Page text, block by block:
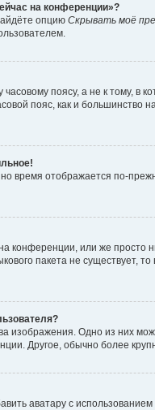
на конференции»?
опцию Скрывать моё
поясу, а не к тому, в
пояс, как и
время отображается по-
конференции, или же
пакета не
изображения. Одно из них
Другое, обычно более
аватару с